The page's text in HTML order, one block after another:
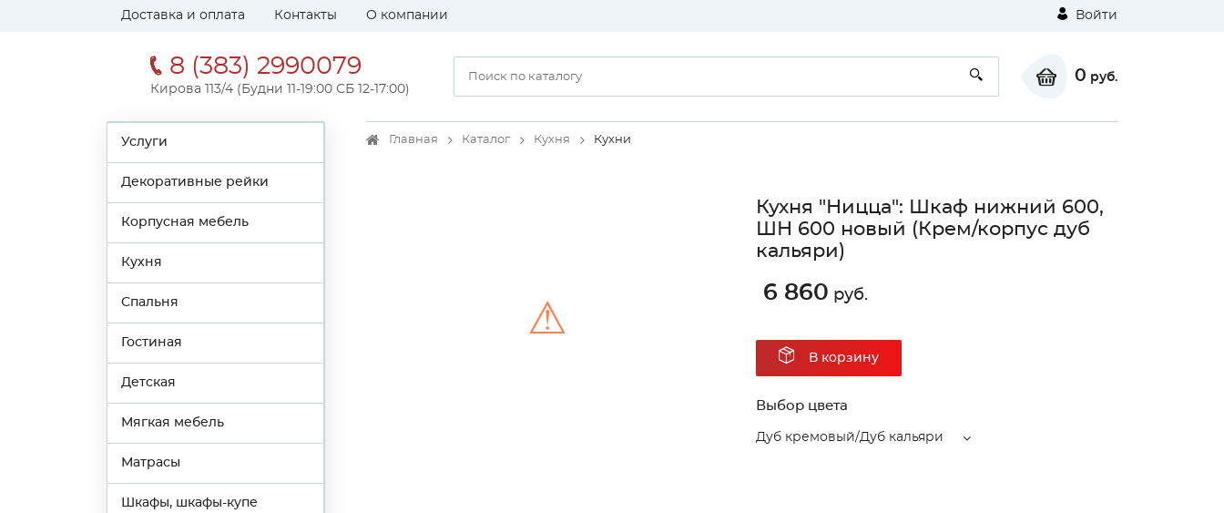
Доставка и оплата Контакты О компании Войти
8 (383) 2990079
Кирова 113/4 (Будни 11-19:00 СБ 12-17:00)
0 руб.
Услуги
Декоративные рейки
Корпусная мебель
Кухня
Спальня
Гостиная
Детская
Мягкая мебель
Матрасы
Шкафы, шкафы-купе
Главная Каталог Кухня Кухни
⚠
Кухня "Ницца": Шкаф нижний 600,
ШН 600 новый (Крем/корпус дуб
кальяри)
6 860 руб.
В корзину
Выбор цвета
Дуб кремовый/Дуб кальяри